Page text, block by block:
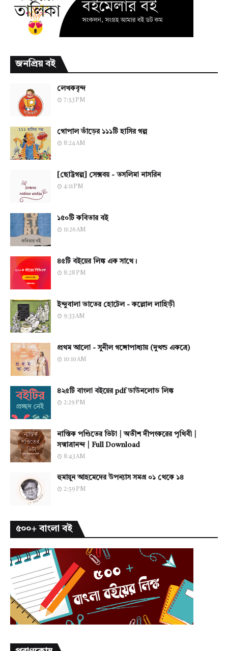
জনপ্রিয় বই
লেখকবৃন্দ
7:53 PM
গোপাল ভাঁড়ের ১১১টি হাসির গল্প
8:24 AM
[ছোট্টগল্প] সেক্সবয় - তসলিমা নাসরিন
4:11 PM
১৫০টি কবিতার বই
11:26 AM
৪৫টি বইয়ের লিঙ্ক এক সাথে।
8:28 PM
ইন্দুবালা ভাতের হোটেল - কল্লোল লাহিড়ী
9:33 AM
প্রথম আলো - সুনীল গঙ্গোপাধ্যায় (দুখন্ড একত্রে)
10:10 AM
৪২৫টি বাংলা বইয়ের pdf ডাউনলোড লিঙ্ক
2:29 PM
নাস্তিক পণ্ডিতের ভিটা | অতীশ দীপংকরের পৃথিবী |
সন্মাত্রানন্দ | Full Download
8:43 AM
হুমায়ূন আহমেদের উপন্যাস সমগ্র ০১ থেকে ১৪
2:59 PM
৫০০+ বাংলা বই